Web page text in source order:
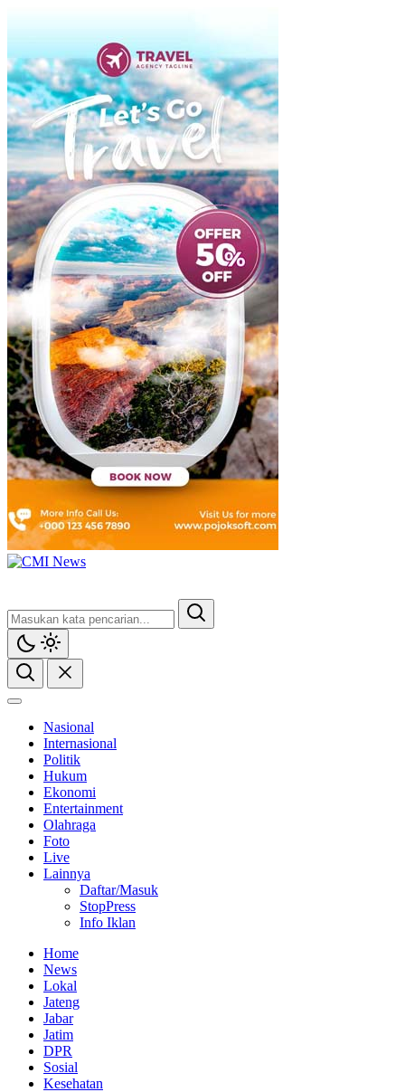
Nasional
Internasional
Politik
Hukum
Ekonomi
Entertainment
Olahraga
Foto
Live
Lainnya
Daftar/Masuk
StopPress
Info Iklan
Home
News
Lokal
Jateng
Jabar
Jatim
DPR
Sosial
Kesehatan